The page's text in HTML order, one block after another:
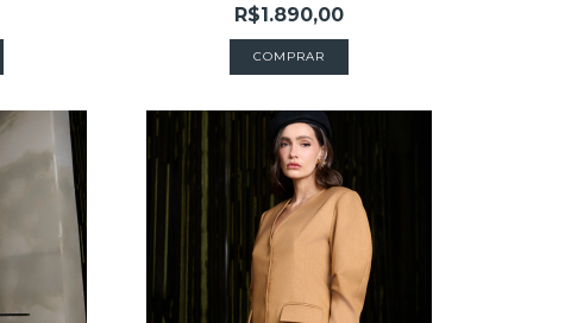
R$1.890,00
COMPRAR